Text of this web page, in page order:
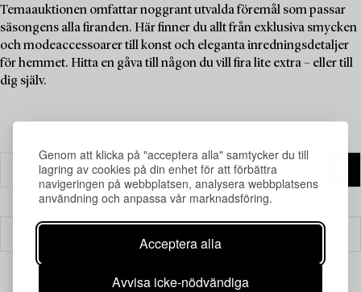
Genom att klicka på "acceptera alla" samtycker du till
lagring av cookies på din enhet för att förbättra
navigeringen på webbplatsen, analysera webbplatsens
användning och anpassa vår marknadsföring.
Acceptera alla
Avvisa icke-nödvändiga
Temaauktionen omfattar noggrant utvalda föremål som passar
säsongens alla firanden. Här finner du allt från exklusiva smycken
och modeaccessoarer till konst och eleganta inredningsdetaljer
för hemmet. Hitta en gåva till någon du vill fira lite extra – eller till
dig själv.